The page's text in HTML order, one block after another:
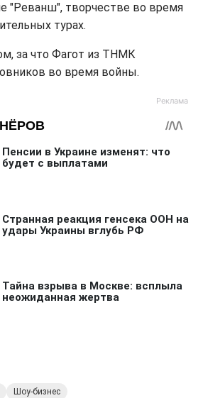
"Реванш", творчестве во время
турах.
за что Фагот из ТНМК
во время войны.
Шоу-бизнес